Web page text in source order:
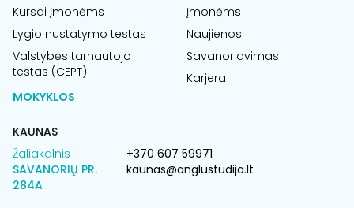
Kursai įmonėms
Lygio nustatymo testas
Valstybės tarnautojo
testas (CEPT)
Įmonėms
Naujienos
Savanoriavimas
Karjera
MOKYKLOS
KAUNAS
Žaliakalnis
SAVANORIŲ PR.
284A
+370 607 59971
kaunas@anglustudija.lt